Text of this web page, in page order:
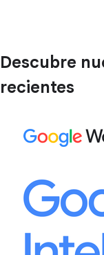
Descubre
recientes